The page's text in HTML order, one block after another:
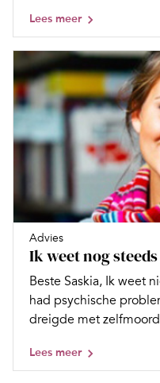
Lees meer
Advies
Ik weet nog
Beste Saskia, Ik weet
had psychische
dreigde met
Lees meer